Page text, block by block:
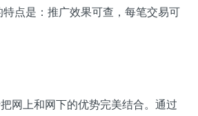
点是：推广效果可查，每笔交易可
网上和网下的优势完美结合。通过